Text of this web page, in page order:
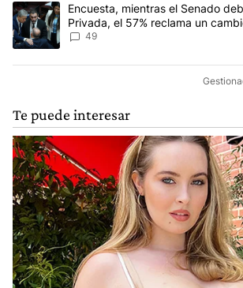
Un artículo de tendencia con el título
Encuesta, mientras el Senado
Privada, el 57% reclama un
49